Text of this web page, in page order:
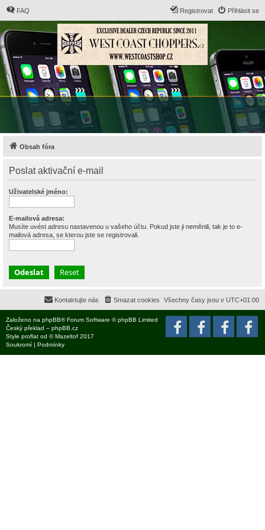
FAQ Přihlásit se
Registrovat
Obsah fóra
Poslat aktivační e-mail
Uživatelské jméno:
E-mailová adresa:
Musíte uvést adresu nastavenou u vašeho účtu. Pokud jste ji neměnili, tak je to e-
mailová adresa, se kterou jste se registrovali.
Všechny časy jsou v UTC+01:00
Smazat cookies
Kontaktujte nás
Založeno na phpBB® Forum Software © phpBB Limited
Český překlad – phpBB.cz
Style proflat od ©Mazeltof 2017
Soukromí | Podmínky